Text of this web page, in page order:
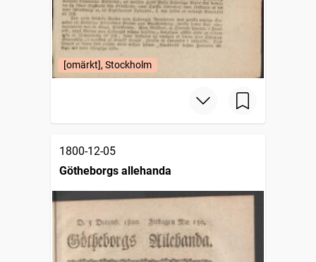
[omärkt], Stockholm
1800-12-05
Götheborgs allehanda